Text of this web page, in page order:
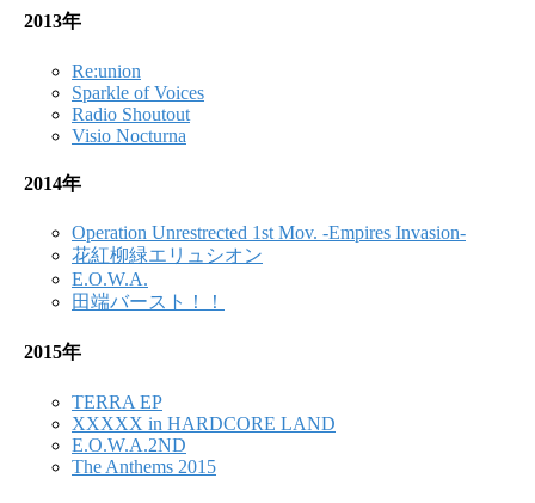
2013年
Re:union
Sparkle of Voices
Radio Shoutout
Visio Nocturna
2014年
Operation Unrestrected 1st Mov. -Empires Invasion-
花紅柳緑エリュシオン
E.O.W.A.
田端バースト！！
2015年
TERRA EP
XXXXX in HARDCORE LAND
E.O.W.A.2ND
The Anthems 2015